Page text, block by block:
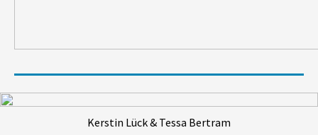
Kerstin Lück & Tessa Bertram